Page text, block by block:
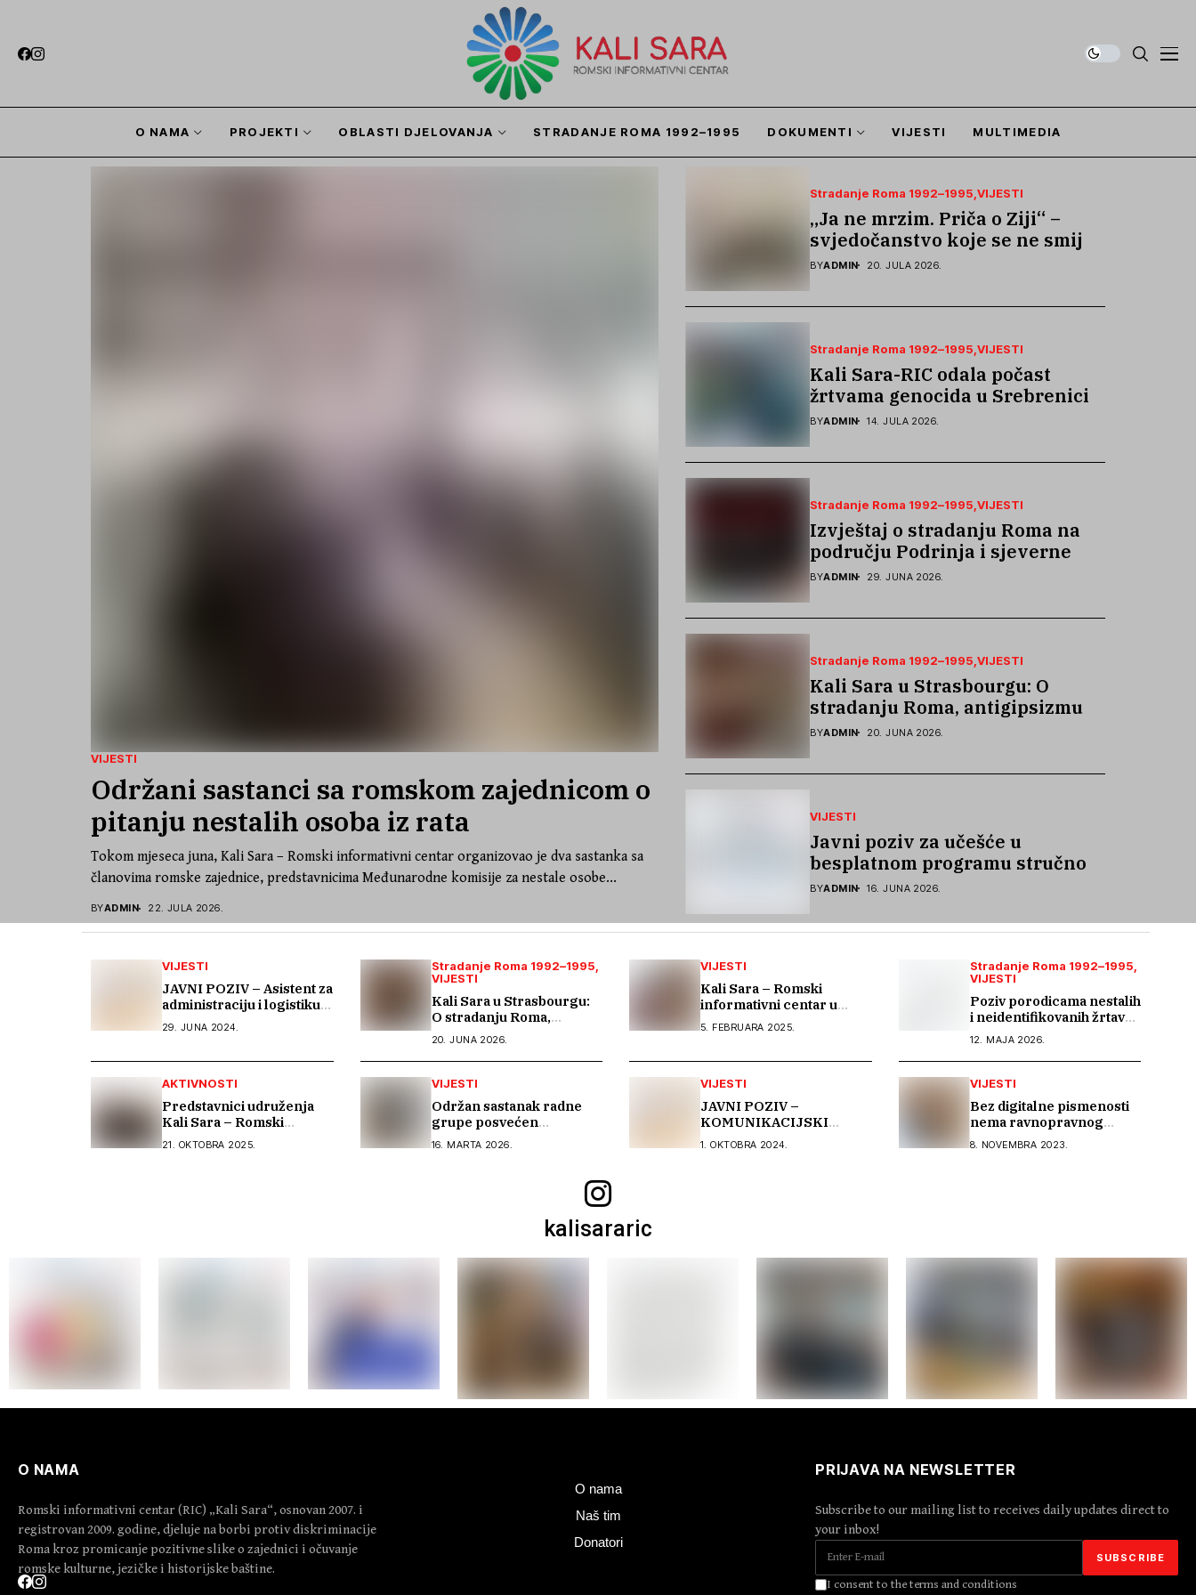
O NAMA PROJEKTI OBLASTI DJELOVANJA STRADANJE ROMA 1992–1995 DOKUMENTI VIJESTI MULTIMEDIA
VIJESTI
Održani sastanci sa romskom zajednicom o
pitanju nestalih osoba iz rata
Tokom mjeseca juna, Kali Sara – Romski informativni centar organizovao je dva sastanka sa
članovima romske zajednice, predstavnicima Međunarodne komisije za nestale osobe...
BYADMIN 22. JULA 2026.
Stradanje Roma 1992–1995 VIJESTI
„Ja ne mrzim. Priča o Ziji“ –
svjedočanstvo koje se ne smije
zaboraviti
BYADMIN 20. JULA 2026.
Stradanje Roma 1992–1995 VIJESTI
Kali Sara-RIC odala počast
žrtvama genocida u Srebrenici i
podsjetila na stradanje Roma iz
BYADMIN 14. JULA 2026.
Stradanje Roma 1992–1995 VIJESTI
Izvještaj o stradanju Roma na
području Podrinja i sjeverne
Bosne 1992–1995. godine
BYADMIN 29. JUNA 2026.
Stradanje Roma 1992–1995 VIJESTI
Kali Sara u Strasbourgu: O
stradanju Roma, antigipsizmu i
borbi protiv govora mržnje
BYADMIN 20. JUNA 2026.
VIJESTI
Javni poziv za učešće u
besplatnom programu stručnog
osposobljavanja i podrške pri
BYADMIN 16. JUNA 2026.
VIJESTI
JAVNI POZIV – Asistent za
administraciju i logistiku
(1 izvršilac)
29. JUNA 2024.
Stradanje Roma 1992–1995
VIJESTI
Kali Sara u Strasbourgu:
O stradanju Roma,
antigipsizmu i borbi protiv
govora mržnje
20. JUNA 2026.
VIJESTI
Kali Sara – Romski
informativni centar u
posjeti Arhivu Tuzlanskog
kantna
5. FEBRUARA 2025.
Stradanje Roma 1992–1995
VIJESTI
Poziv porodicama nestalih
i neidentifikovanih žrtava
rata 1992–1995.
12. MAJA 2026.
AKTIVNOSTI
Predstavnici udruženja
Kali Sara – Romski
informativni centar na
OSCE Varšavskoj
21. OKTOBRA 2025.
VIJESTI
Održan sastanak radne
grupe posvećen
finalizaciji dokumenta
„Anticiganizam u Bosni i
16. MARTA 2026.
VIJESTI
JAVNI POZIV –
KOMUNIKACIJSKI
EKSPERT (1 izvršilac)
1. OKTOBRA 2024.
VIJESTI
Bez digitalne pismenosti
nema ravnopravnog
društvenog razvoja
8. NOVEMBRA 2023.
kalisararic
O NAMA
Romski informativni centar (RIC) „Kali Sara“, osnovan 2007. i
registrovan 2009. godine, djeluje na borbi protiv diskriminacije
Roma kroz promicanje pozitivne slike o zajednici i očuvanje
romske kulturne, jezičke i historijske baštine.
O nama
Naš tim
Donatori
PRIJAVA NA NEWSLETTER
Subscribe to our mailing list to receives daily updates direct to
your inbox!
I consent to the terms and conditions